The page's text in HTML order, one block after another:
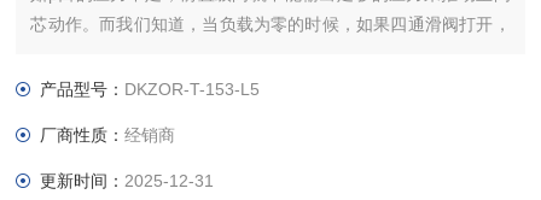
芯动作。而我们知道，当负载为零的时候，如果四通滑阀打开，
如果阀口压力损失很小，t口压力又为零，那么p口的压力就不足
产品型号： DKZOR-T-153-L5
厂商性质：经销商
更新时间： 2025-12-31